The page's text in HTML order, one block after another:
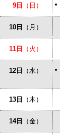
9日 （日）
10日 （月）
11日 （火）
12日 （水）
13日 （木）
14日 （金）